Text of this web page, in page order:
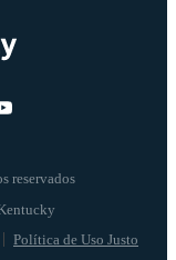
reservados
Política de Uso Justo